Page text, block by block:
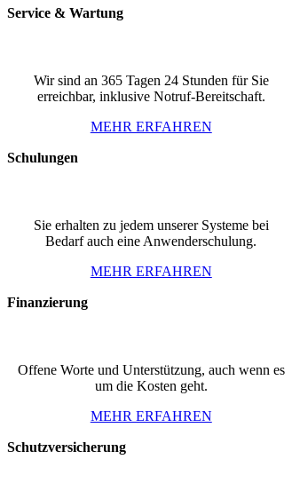
Service & Wartung
Wir sind an 365 Tagen 24 Stunden für Sie
erreichbar, inklusive Notruf-Bereitschaft.
MEHR ERFAHREN
Schulungen
Sie erhalten zu jedem unserer Systeme bei
Bedarf auch eine Anwenderschulung.
MEHR ERFAHREN
Finanzierung
Offene Worte und Unterstützung, auch wenn es
um die Kosten geht.
MEHR ERFAHREN
Schutzversicherung